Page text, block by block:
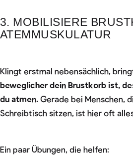
3. MOBILISIERE
ATEMMUSKULATUR
Klingt erstmal nebensächlich,
beweglicher dein Brustkorb ist,
du atmen. Gerade bei Menschen,
Schreibtisch sitzen, ist hier oft
Ein paar Übungen, die helfen: